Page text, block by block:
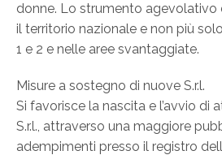
donne. Lo strumento agevolativo
il territorio nazionale e non più
1 e 2 e nelle aree svantaggiate.
Misure a sostegno di nuove S.r.l.
Si favorisce la nascita e l’avvio di
S.r.l., attraverso una maggiore
adempimenti presso il registro